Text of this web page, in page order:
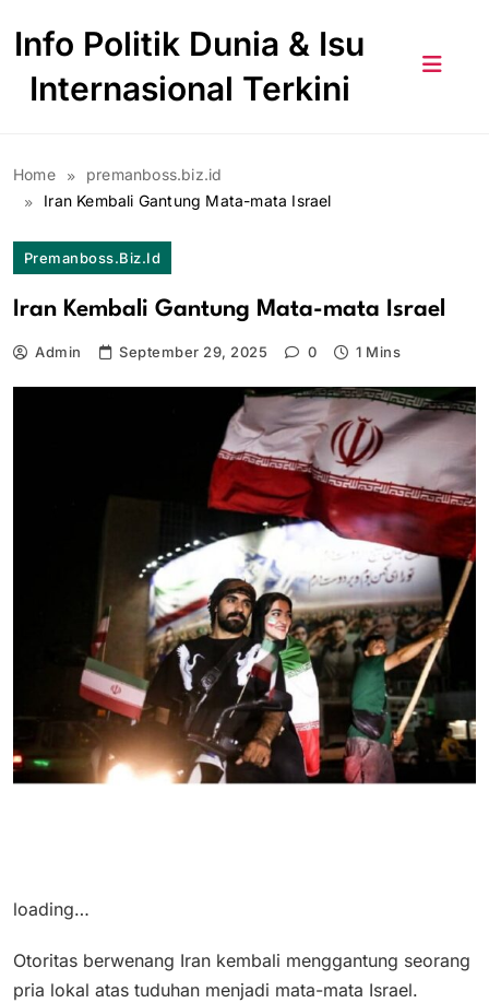
Info Politik Dunia & Isu
Internasional Terkini
Home
premanboss.biz.id
Iran Kembali Gantung Mata-mata Israel
Premanboss.biz.id
Iran Kembali Gantung Mata-mata Israel
Admin September 29, 2025 0 1 Mins
loading…
Otoritas berwenang Iran kembali menggantung seorang
pria lokal atas tuduhan menjadi mata-mata Israel.